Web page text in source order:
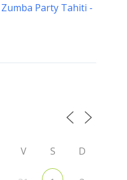
Zumba Party Tahiti -
V S D